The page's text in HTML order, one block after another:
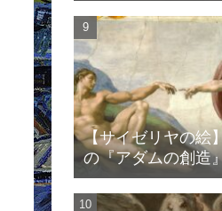
【サイゼリヤの絵
の『アダムの創造